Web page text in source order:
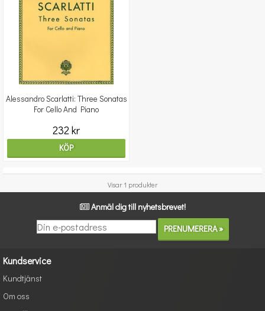
Alessandro Scarlatti: Three Sonatas
For Cello And Piano
232 kr
KÖP
Visar 1 produkter
Anmäl dig till nyhetsbrevet!
Kundservice
Kundtjänst
Om oss